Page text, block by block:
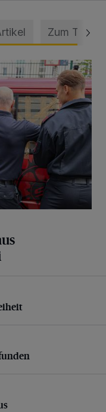
Zum Thema
VW Bulli